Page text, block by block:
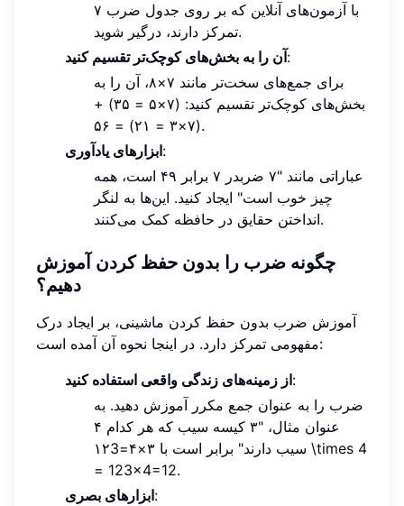
با آزمون‌های آنلاین که بر روی جدول ضرب ۷
تمرکز دارند، درگیر شوید.
آن را به بخش‌های کوچک‌تر تقسیم کنید:
برای جمع‌های سخت‌تر مانند ۷×۸، آن را به
بخش‌های کوچک‌تر تقسیم کنید: (۷×۵ = ۳۵) +
(۷×۳ = ۲۱) = ۵۶.
ابزارهای یادآوری:
عباراتی مانند "۷ ضربدر ۷ برابر ۴۹ است، همه
چیز خوب است" ایجاد کنید. این‌ها به لنگر
انداختن حقایق در حافظه کمک می‌کنند.
چگونه ضرب را بدون حفظ کردن آموزش
دهیم؟
آموزش ضرب بدون حفظ کردن ماشینی، بر ایجاد درک
مفهومی تمرکز دارد. در اینجا نحوه آن آمده است:
از زمینه‌های زندگی واقعی استفاده کنید:
ضرب را به عنوان جمع مکرر آموزش دهید. به
عنوان مثال، "۳ کیسه سیب که هر کدام ۴
سیب دارند" برابر است با ۳×۴=۱۲3 \times 4
= 123×4=12.
ابزارهای بصری: